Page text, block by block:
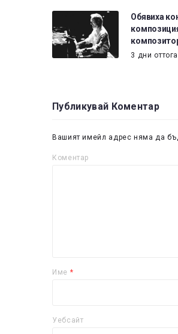
Обявиха
3 дни
Публикувай Коментар
Вашият имейл адрес няма да
Коментар
Име *
Уебсайт